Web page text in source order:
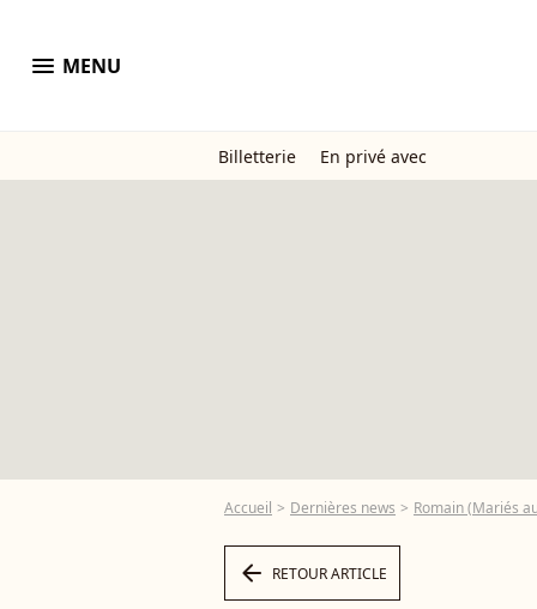
menu MENU
Billetterie En privé avec
Accueil Dernières news Romain (Mariés
arrow_left RETOUR ARTICLE